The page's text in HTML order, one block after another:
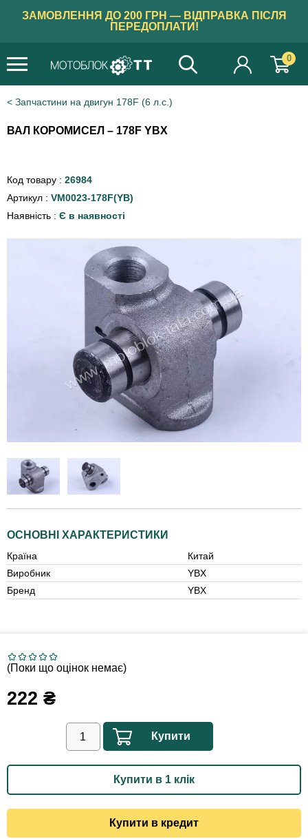
ЗАМОВЛЕННЯ ДО 200 ГРН — ВІДПРАВКА ПІСЛЯ
ПЕРЕДОПЛАТИ!
0
Запчастини на двигун 178F (6 л.с.)
ВАЛ КОРОМИСЕЛ – 178F YBX
Код товару : 26984
Артикул : VM0023-178F(YB)
Наявність : Є в наявності
ОСНОВНІ ХАРАКТЕРИСТИКИ
Країна
Китай
Виробник
YBX
Бренд
YBX
(Поки що оцінок немає)
222 ₴
Купити
Купити в 1 клік
Купити в кредит